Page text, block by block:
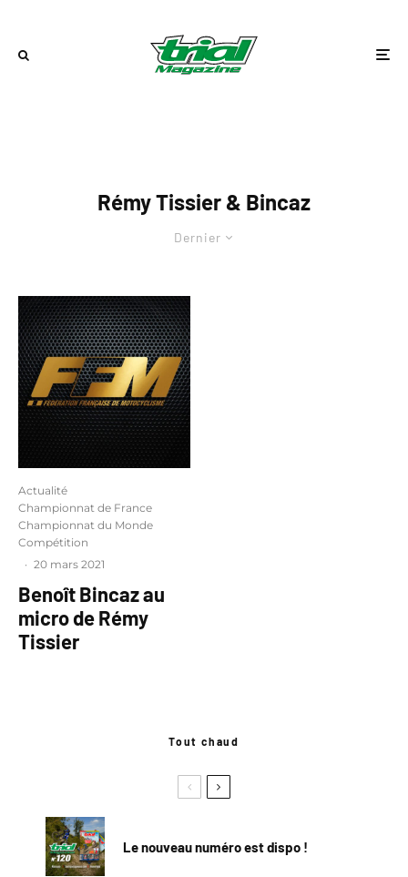
Rémy Tissier & Bincaz
Dernier
Actualité
Championnat de France
Championnat du Monde
Compétition
· 20 mars 2021
Benoît Bincaz au
micro de Rémy
Tissier
Tout chaud
Le nouveau numéro est dispo !